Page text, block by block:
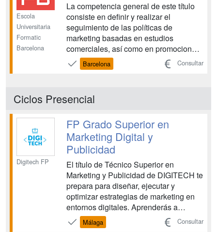
Escola
Universitaria
Formatic
Barcelona
La competencia general de este título
consiste en definir y realizar el
seguimiento de las políticas de
marketing basadas en estudios
comerciales, así como en promocionar
y publicitar los productos y/o servicios
en los medios y soportes de
necesarios....
Barcelona Consultar
Ciclos Presencial
Digitech FP
FP Grado Superior en
Marketing Digital y
Publicidad
El título de Técnico Superior en
Marketing y Publicidad de DIGITECH te
prepara para diseñar, ejecutar y
optimizar estrategias de marketing en
entornos digitales. Aprenderás a
gestionar campañas publicitarias,
desarrollar planes de marketing, aplicar
Málaga Consultar